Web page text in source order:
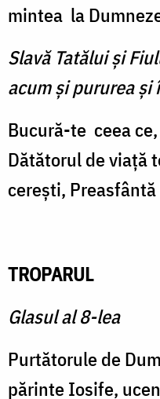
mintea la
Slavă Tatălui şi
acum şi pururea şi
Bucură-te ceea
Dătătorul de viaţă
cereşti,
TROPARUL
Glasul al 8-lea
Purtătorule de
părinte Iosife,